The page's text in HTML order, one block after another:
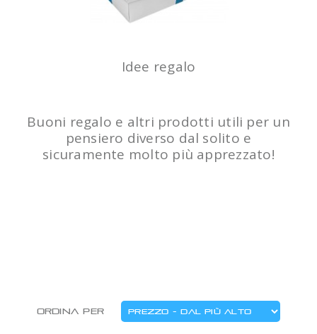
Idee regalo
Buoni regalo e altri prodotti utili per un
pensiero diverso dal solito e
sicuramente molto più apprezzato!
Ordina per